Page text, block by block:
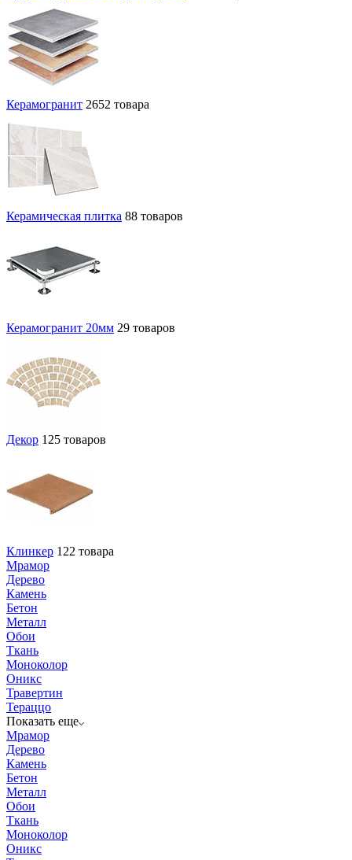
Керамогранит 2652 товара
Керамическая плитка 88 товаров
Керамогранит 20мм 29 товаров
Декор 125 товаров
Клинкер 122 товара
Мрамор
Дерево
Камень
Бетон
Металл
Обои
Ткань
Моноколор
Оникс
Травертин
Тераццо
Показать еще
Мрамор
Дерево
Камень
Бетон
Металл
Обои
Ткань
Моноколор
Оникс